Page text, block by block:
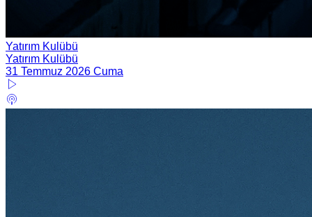
Yatırım Kulübü
Yatırım Kulübü
31 Temmuz 2026 Cuma